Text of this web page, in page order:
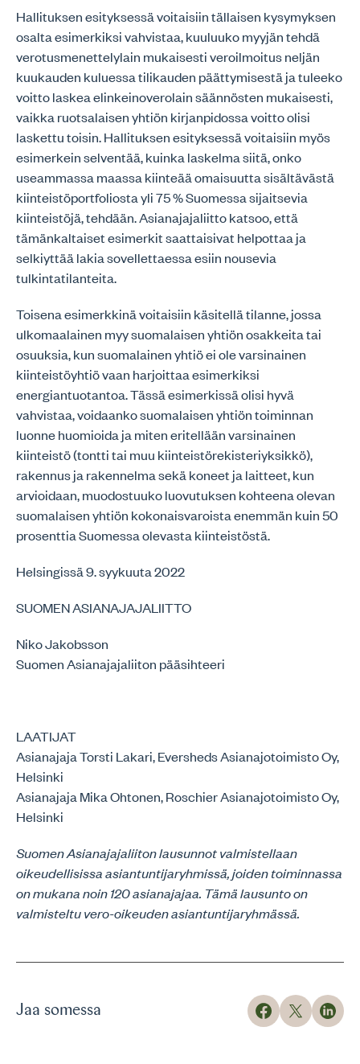
Hallituksen esityksessä voitaisiin tällaisen kysymyksen
osalta esimerkiksi vahvistaa, kuuluuko myyjän tehdä
verotusmenettelylain mukaisesti veroilmoitus neljän
kuukauden kuluessa tilikauden päättymisestä ja tuleeko
voitto laskea elinkeinoverolain säännösten mukaisesti,
vaikka ruotsalaisen yhtiön kirjanpidossa voitto olisi
laskettu toisin. Hallituksen esityksessä voitaisiin myös
esimerkein selventää, kuinka laskelma siitä, onko
useammassa maassa kiinteää omaisuutta sisältävästä
kiinteistöportfoliosta yli 75 % Suomessa sijaitsevia
kiinteistöjä, tehdään. Asianajajaliitto katsoo, että
tämänkaltaiset esimerkit saattaisivat helpottaa ja
selkiyttää lakia sovellettaessa esiin nousevia
tulkintatilanteita.
Toisena esimerkkinä voitaisiin käsitellä tilanne, jossa
ulkomaalainen myy suomalaisen yhtiön osakkeita tai
osuuksia, kun suomalainen yhtiö ei ole varsinainen
kiinteistöyhtiö vaan harjoittaa esimerkiksi
energiantuotantoa. Tässä esimerkissä olisi hyvä
vahvistaa, voidaanko suomalaisen yhtiön toiminnan
luonne huomioida ja miten eritellään varsinainen
kiinteistö (tontti tai muu kiinteistörekisteriyksikkö),
rakennus ja rakennelma sekä koneet ja laitteet, kun
arvioidaan, muodostuuko luovutuksen kohteena olevan
suomalaisen yhtiön kokonaisvaroista enemmän kuin 50
prosenttia Suomessa olevasta kiinteistöstä.
Helsingissä 9. syykuuta 2022
SUOMEN ASIANAJAJALIITTO
Niko Jakobsson
Suomen Asianajajaliiton pääsihteeri
LAATIJAT
Asianajaja Torsti Lakari, Eversheds Asianajotoimisto Oy,
Helsinki
Asianajaja Mika Ohtonen, Roschier Asianajotoimisto Oy,
Helsinki
Suomen Asianajajaliiton lausunnot valmistellaan
oikeudellisissa asiantuntijaryhmissä, joiden toiminnassa
on mukana noin 120 asianajajaa. Tämä lausunto on
valmisteltu vero-oikeuden asiantuntijaryhmässä.
Jaa somessa